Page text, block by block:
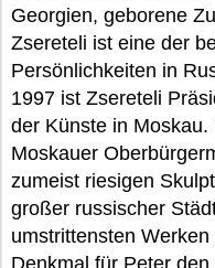
Georgien, geborene
Zsereteli ist eine der
Persönlichkeiten in
1997 ist Zsereteli
der Künste in
Moskauer
zumeist riesigen
großer russischer
umstrittensten
Denkmal für Peter